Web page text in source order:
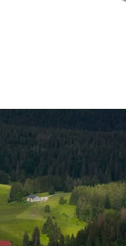
EducationForêt